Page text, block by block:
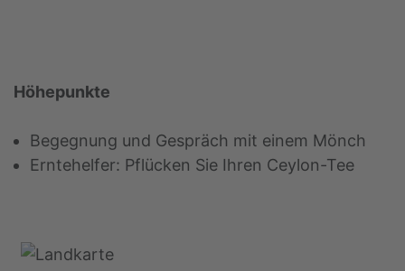
Höhepunkte
Begegnung und Gespräch mit einem Mönch
Erntehelfer: Pflücken Sie Ihren Ceylon-Tee